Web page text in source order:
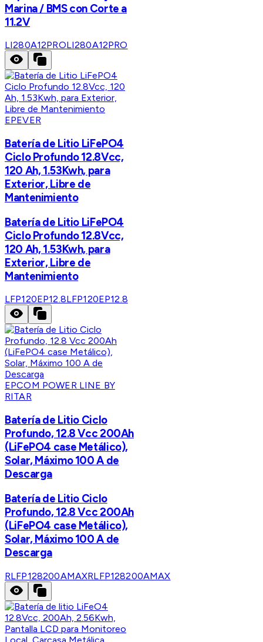
Marina / BMS con Corte a
11.2V
LI280A12PROLI280A12PRO
EPEVER
Batería de Litio LiFePO4
Ciclo Profundo 12.8Vcc,
120 Ah, 1.53Kwh, para
Exterior, Libre de
Mantenimiento
Batería de Litio LiFePO4
Ciclo Profundo 12.8Vcc,
120 Ah, 1.53Kwh, para
Exterior, Libre de
Mantenimiento
LFP120EP12.8LFP120EP12.8
EPCOM POWER LINE BY
RITAR
Batería de Litio Ciclo
Profundo, 12.8 Vcc 200Ah
(LiFePO4 case Metálico),
Solar, Máximo 100 A de
Descarga
Batería de Litio Ciclo
Profundo, 12.8 Vcc 200Ah
(LiFePO4 case Metálico),
Solar, Máximo 100 A de
Descarga
RLFP128200AMAXRLFP128200AMAX